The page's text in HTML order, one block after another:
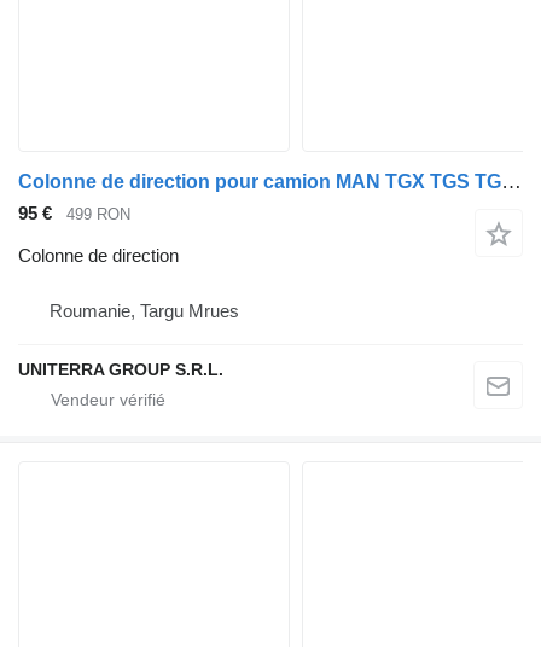
Colonne de direction pour camion MAN TGX TGS TGA TGM
95 € 499 RON
Colonne de direction
Roumanie, Targu Mrues
UNITERRA GROUP S.R.L.